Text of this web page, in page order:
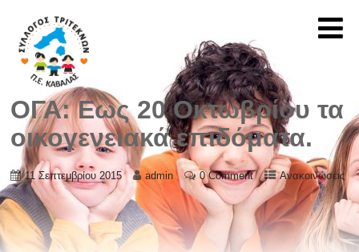
ΟΓΑ: Εως 20 Οκτωβρίου τα
οικογενειακά επιδόματα.
11 Σεπτεμβρίου 2015 admin 0 Comment Ανακοινώσεις